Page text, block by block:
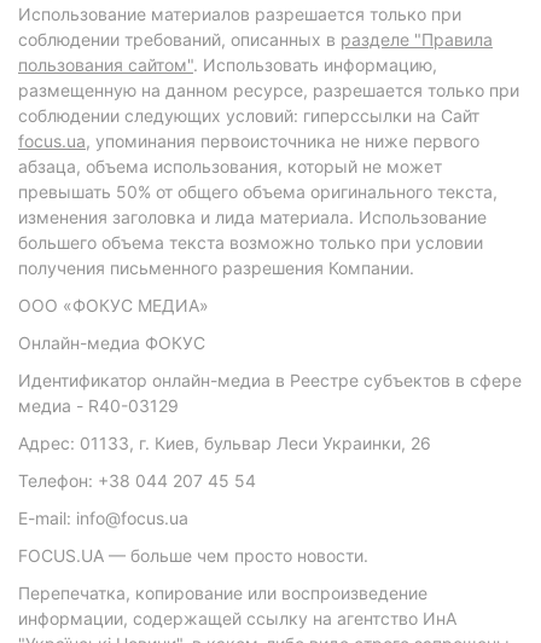
Использование материалов разрешается только при
соблюдении требований, описанных в разделе "Правила
пользования сайтом". Использовать информацию,
размещенную на данном ресурсе, разрешается только при
соблюдении следующих условий: гиперссылки на Сайт
focus.ua, упоминания первоисточника не ниже первого
абзаца, объема использования, который не может
превышать 50% от общего объема оригинального текста,
изменения заголовка и лида материала. Использование
большего объема текста возможно только при условии
получения письменного разрешения Компании.
ООО «ФОКУС МЕДИА»
Онлайн-медиа ФОКУС
Идентификатор онлайн-медиа в Реестре субъектов в сфере
медиа - R40-03129
Адрес: 01133, г. Киев, бульвар Леси Украинки, 26
Телефон: +38 044 207 45 54
E-mail: info@focus.ua
FOCUS.UA — больше чем просто новости.
Перепечатка, копирование или воспроизведение
информации, содержащей ссылку на агентство ИнА